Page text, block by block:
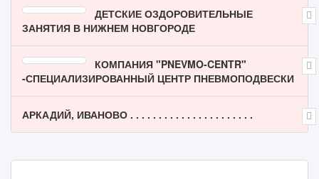
ДЕТСКИЕ ОЗДОРОВИТЕЛЬНЫЕ
ЗАНЯТИЯ В НИЖНЕМ НОВГОРОДЕ
КОМПАНИЯ "PNEVMO-CENTR"
-СПЕЦИАЛИЗИРОВАННЫЙ ЦЕНТР ПНЕВМОПОДВЕСКИ
АРКАДИЙ, ИВАНОВО . . . . . . . . . . . . . . . . . . . . . .